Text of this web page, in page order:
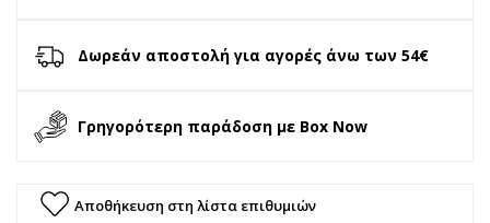
Δωρεάν αποστολή για αγορές άνω των 54€
Γρηγορότερη παράδοση με Box Now
Αποθήκευση στη λίστα επιθυμιών